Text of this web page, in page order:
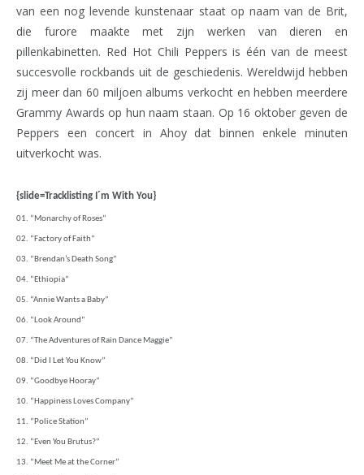
van een nog levende kunstenaar staat op naam van de Brit,
die furore maakte met zijn werken van dieren en
pillenkabinetten. Red Hot Chili Peppers is één van de meest
succesvolle rockbands uit de geschiedenis. Wereldwijd hebben
zij meer dan 60 miljoen albums verkocht en hebben meerdere
Grammy Awards op hun naam staan. Op 16 oktober geven de
Peppers een concert in Ahoy dat binnen enkele minuten
uitverkocht was.
{slide=Tracklisting I´m With You}
01. “Monarchy of Roses”
02. “Factory of Faith”
03. “Brendan’s Death Song”
04. “Ethiopia”
05. “Annie Wants a Baby”
06. “Look Around”
07. “The Adventures of Rain Dance Maggie”
08. “Did I Let You Know”
09. “Goodbye Hooray”
10. “Happiness Loves Company”
11. “Police Station”
12. “Even You Brutus?”
13. “Meet Me at the Corner”